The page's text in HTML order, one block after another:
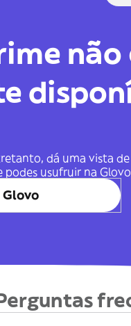
não
dá uma vista
usufruir na